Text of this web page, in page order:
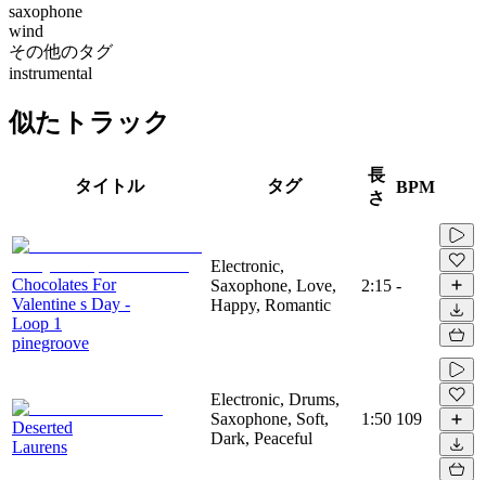
saxophone
wind
その他のタグ
instrumental
似たトラック
タイトル タグ
長
さ
BPM
Chocolates For
Valentine s Day -
Loop 1
pinegroove
Electronic,
Saxophone, Love,
Happy, Romantic
2:15 -
Deserted
Laurens
Electronic, Drums,
Saxophone, Soft,
Dark, Peaceful
1:50 109